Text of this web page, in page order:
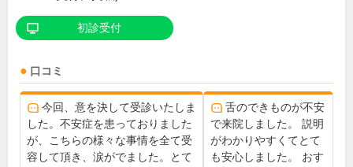
初診受付
口コミ
今回、意を決して受診いたしま
した。不安症を患っておりました
が、こちらの様々な事情を全て受
容して頂き、涙がでました。とて
舌のできものが不安
で来院しました。 説明
がわかりやすくてとて
も安心しました。 おす